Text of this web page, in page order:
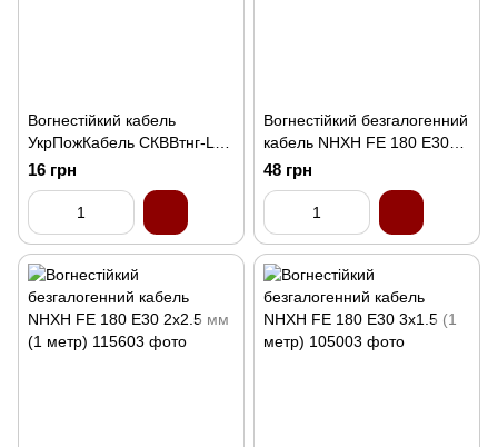
Вогнестійкий кабель
УкрПожКабель СКВВтнг-LS
(ПСВВтнг-LS) 8х0.4
16 грн
Вогнестійкий безгалогенний
кабель NHXH FE 180 E30
2x1,5 (1 метр)
48 грн